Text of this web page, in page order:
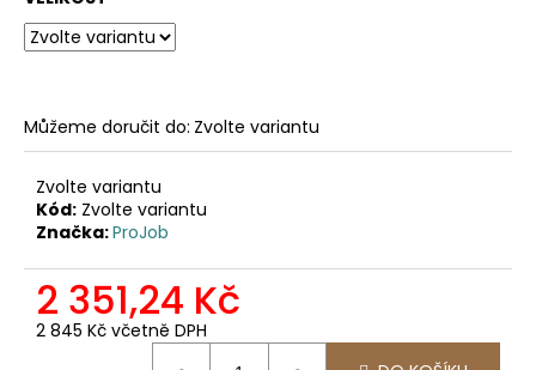
Můžeme doručit do: Zvolte variantu
Zvolte variantu
Kód: Zvolte variantu
Značka:ProJob
2 351,24 Kč
2 845 Kč včetně DPH
u
j
e
2030
PRACOVNÍ
FUNKČNÍ
TRIKO
247,11
Kč